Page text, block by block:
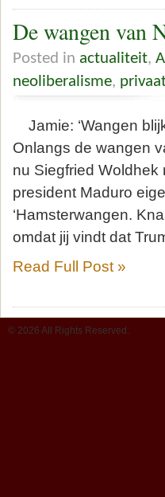
De wangen van
Posted in actualiteit,
neoliberalisme,
Jamie: ‘Wangen
Onlangs de wangen
nu Siegfried
president Maduro
‘Hamsterwangen.
omdat jij vindt dat
Read Full Post »
© 2026 All Rights Reserved.